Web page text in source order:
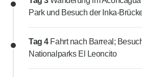
Park und Besuch der Inka-
Tag 4 Fahrt nach Barreal;
Nationalparks El Leoncito